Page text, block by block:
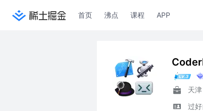
首页 沸点 课程 APP
天津
过